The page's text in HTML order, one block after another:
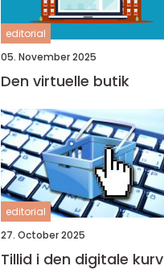
editorial
05. November 2025
Den virtuelle butik
editorial
27. October 2025
Tillid i den digitale kurv